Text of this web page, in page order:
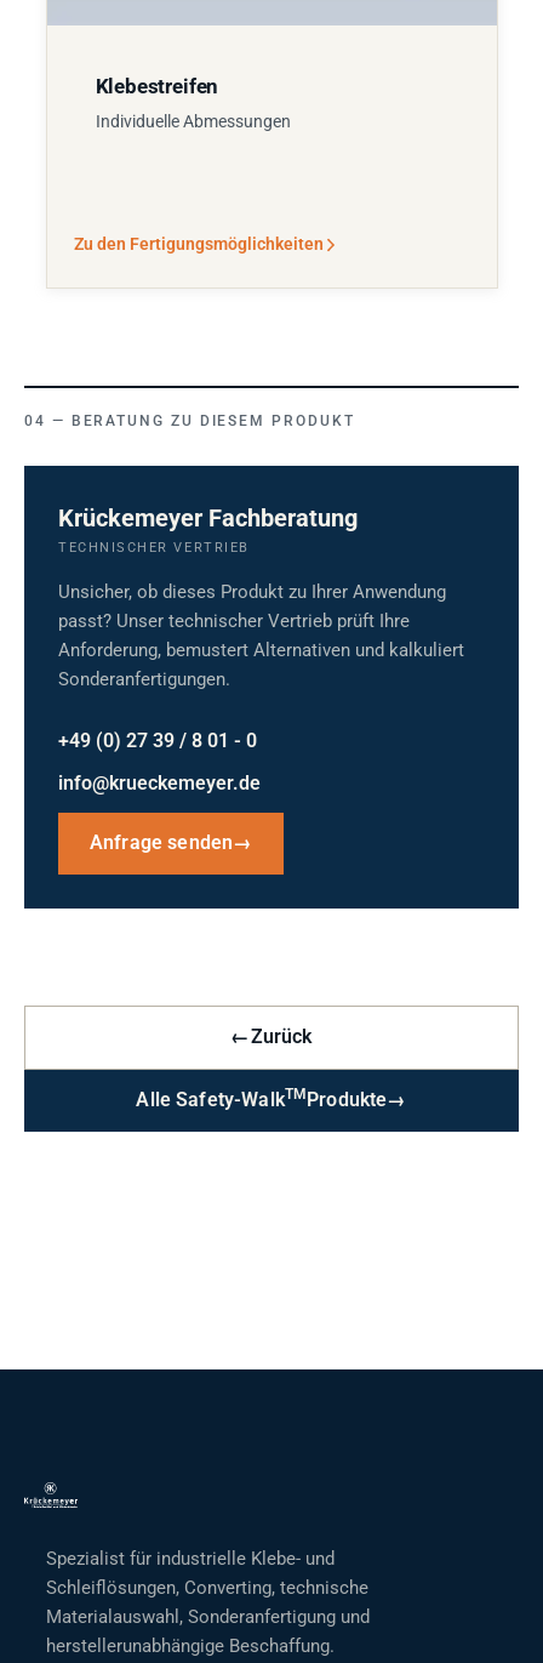
Klebestreifen
Individuelle Abmessungen
Zu den Fertigungsmöglichkeiten
BERATUNG ZU DIESEM PRODUKT
Krückemeyer Fachberatung
TECHNISCHER VERTRIEB
Unsicher, ob dieses Produkt zu Ihrer Anwendung
passt? Unser technischer Vertrieb prüft Ihre
Anforderung, bemustert Alternativen und kalkuliert
Sonderanfertigungen.
+49 (0) 27 39 / 8 01 - 0
info@krueckemeyer.de
Anfrage senden→
←Zurück
Alle Safety-WalkTM Produkte→
Spezialist für industrielle Klebe- und
Schleiflösungen, Converting, technische
Materialauswahl, Sonderanfertigung und
herstellerunabhängige Beschaffung.